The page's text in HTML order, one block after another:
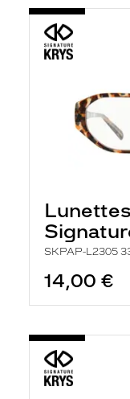
SKPAP-L2305
14,00 €